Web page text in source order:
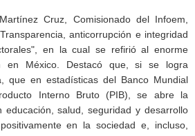
Cruz, Comisionado del Infoem,
anticorrupción e integridad
en la cual se refirió al enorme
en México. Destacó que, si se logra
que en estadísticas del Banco Mundial
Interno Bruto (PIB), se abre la
educación, salud, seguridad y desarrollo
en la sociedad e, incluso,